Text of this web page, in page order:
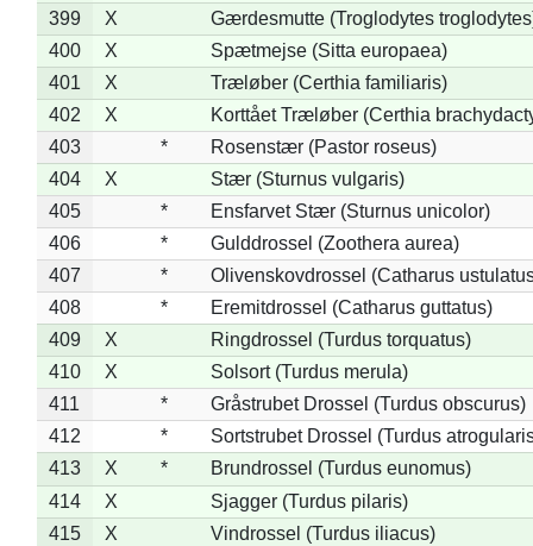
399
X
Gærdesmutte (Troglodytes
400
X
Spætmejse (Sitta europaea)
401
X
Træløber (Certhia familiaris)
402
X
Korttået Træløber (Certhia
403
*
Rosenstær (Pastor roseus)
404
X
Stær (Sturnus vulgaris)
405
*
Ensfarvet Stær (Sturnus unicolor)
406
*
Gulddrossel (Zoothera aurea)
407
*
Olivenskovdrossel (Catharus
408
*
Eremitdrossel (Catharus guttatus)
409
X
Ringdrossel (Turdus torquatus)
410
X
Solsort (Turdus merula)
411
*
Gråstrubet Drossel (Turdus obscurus)
412
*
Sortstrubet Drossel (Turdus
413
X *
Brundrossel (Turdus eunomus)
414
X
Sjagger (Turdus pilaris)
415
X Vindrossel (Turdus iliacus)